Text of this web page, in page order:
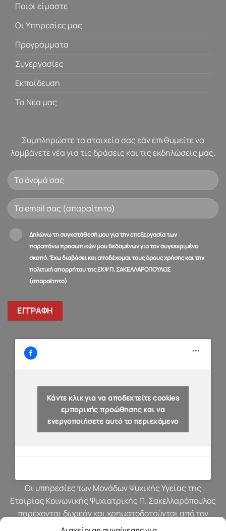
Ποιοί είμαστε
Οι Υπηρεσίες μας
Προγράμματα
Συνεργασίες
Εκπαίδευση
Τα Νέα μας
Συμπληρώστε τα στοιχεία σας εάν επιθυμείτε να
λαμβάνετε νέα για τις δράσεις και τις εκδηλώσεις μας.
Δηλώνω τη συγκατάθεσή μου για την επεξεργασία των
παραπάνω προσωπικών μου δεδομένων για τον συγκεκριμένο
σκοπό. Έχω διαβάσει και αποδέχομαι τους όρους χρήσης και την
πολιτική απορρήτου της ΕΚΨ Π. ΣΑΚΕΛΛΑΡΟΠΟΥΛΟΣ
(απαραίτητο)
Κάντε κλικ για να αποδεχτείτε cookies
εμπορικής προώθησης και να
ενεργοποιήσετε αυτό το περιεχόμενο
Οι υπηρεσίες των Μονάδων Ψυχικής Υγείας της
Εταιρίας Κοινωνικής Ψυχιατρικής Π. Σακελλαρόπουλος
παρέχονται δωρεάν και χρηματοδοτούνται από τον
προϋπολογισμό του Υπουργείου Υγείας.